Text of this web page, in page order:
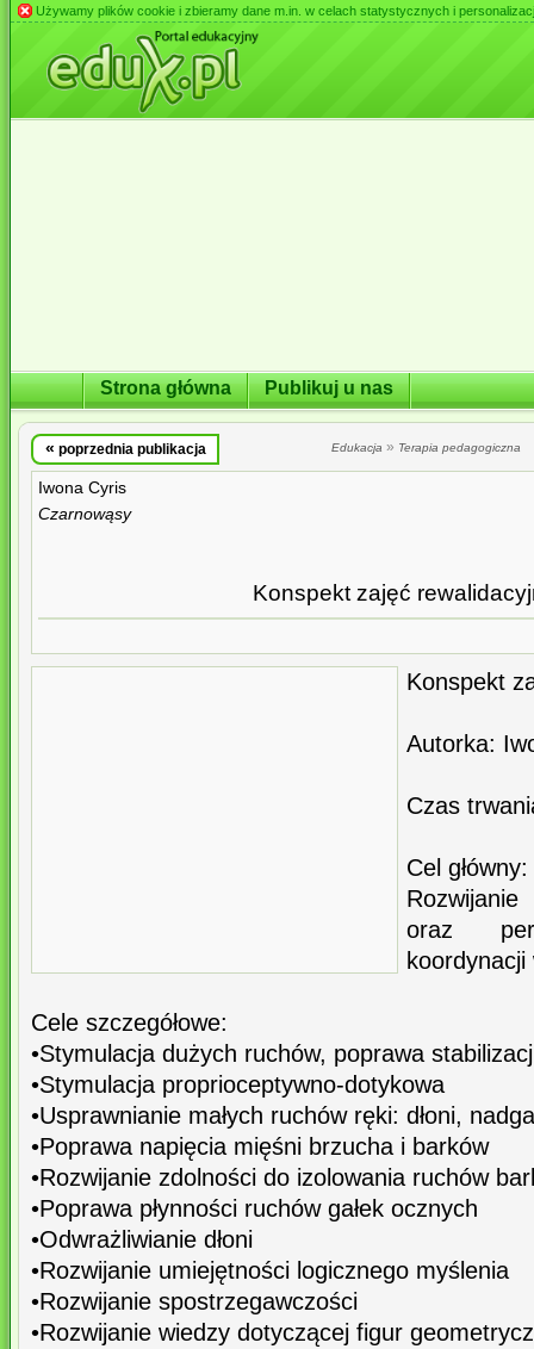
Używamy plików cookie i zbieramy dane m.in. w celach statystycznych i
Strona główna Publikuj u nas
« poprzednia publikacja Edukacja » Terapia pedagogiczna
Iwona Cyris
Czarnowąsy
Konspekt zajęć
Konspekt
Autorka:
Czas
Cel główny:
oraz
Cele szczegółowe:
•Stymulacja dużych ruchów, poprawa
•Stymulacja proprioceptywno-dotykowa
•Usprawnianie małych ruchów ręki: dłoni,
•Poprawa napięcia mięśni brzucha i barków
•Rozwijanie zdolności do izolowania ruchów
•Poprawa płynności ruchów gałek ocznych
•Odwrażliwianie dłoni
•Rozwijanie umiejętności logicznego myślenia
•Rozwijanie spostrzegawczości
•Rozwijanie wiedzy dotyczącej figur